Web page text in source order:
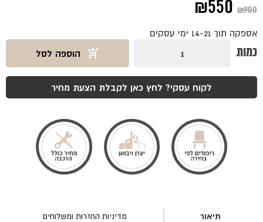
₪900
המחיר
המקורי
₪900.
₪550
הנוכחי
הוא:
₪550.
אספקה תוך 14-21 ימי עסקים
כמות
לאון
הוספה לסל
לקוח עסקי? לחץ כאן לקבלת הצעת מחיר
תיאור מדיניות החזרות ומשלוחים